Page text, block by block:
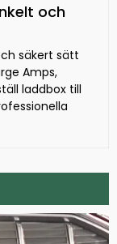
och
säkert sätt
Amps,
laddbox till